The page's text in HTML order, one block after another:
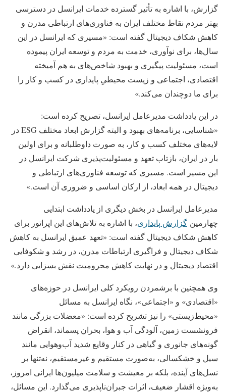
گزارش، با اشاره به تأثیر گسترده خدمات ایرانسل در دسترسی
بهتر مردم نقاط مختلف ایران به فناوری‌های ارتباطی مدرن و
کاهش شکاف دیجیتال گفته است: «مسیری که ایرانسل در این
سال‌ها، برای نوآوری، خدمت به مردم و توسعه ایران پیموده
است، مسئولیت پیگیری و بهبود شاخص‌های به هم آمیخته
اقتصادی، اجتماعی و زیست محیطیِ پایداری در کسب و کار را
برای ما دوچندان می‌کند.»
در این یادداشت مدیرعامل ایرانسل، تصریح کرده است:
«شناسایی، برنامه‌های بهبود و البته گزارش ابعاد مختلف ESG در
لایه‌های مختلف کسب و کار، به صورت داوطلبانه و برای اولین
بار در ایران، بازتاب تعهد و مسئولیت‌پذیری شرکت ایرانسل در
این مسیر است. مسیری که توسعه‌ فناوری‌های ارتباطی و
دیجیتال در همه ابعاد، از ارکان اساسی و ضروری آن است.»
مدیرعامل ایرانسل در بخش دیگری از یادداشت ابتدایی
چهارمین گزارش پایداری، با اشاره به تلاش‌های این اپراتور برای
کاهش شکاف دیجیتال گفته است: «تعهد عمیق ایرانسل به کاهش
شکاف دیجیتال و فراگیری ارتباطات مدرن، در رشد و شکوفایی
اقتصاد دیجیتال و در نهایت کاهش محرومیت نقش بسزایی دارد.»
وی همچنین با برشمردن رویکرد کلی ایرانسل در حوزه‌های
«اقتصادی» و «اجتماعی»، نگاه ایرانسل به مسائل
«محیط‌زیستی» را نیز تشریح کرده است: «معضلات بزرگی مانند
فرونشست زمین، آلودگی آب و هوا، بحران پسماند، انقراض
گونه‌های جانوری و گیاهی در کنار وقایع شدید آب‌وهوایی مانند
سیل و خشکسالی، به‌صورت مستقیم و غیرمستقیم، نه‌تنها بر
نسل‌های آینده، بلکه بر معیشت و سلامت میلیون‌ها ایرانی امروز،
به‌ویژه اقشار ضعیف، اثرات جبران‌ناپذیری می‌گذارد. این مسائل،